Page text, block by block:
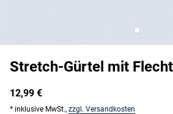
Stretch-Gürtel mit
12,99 €
* inklusive MwSt., zzgl. Versandkosten